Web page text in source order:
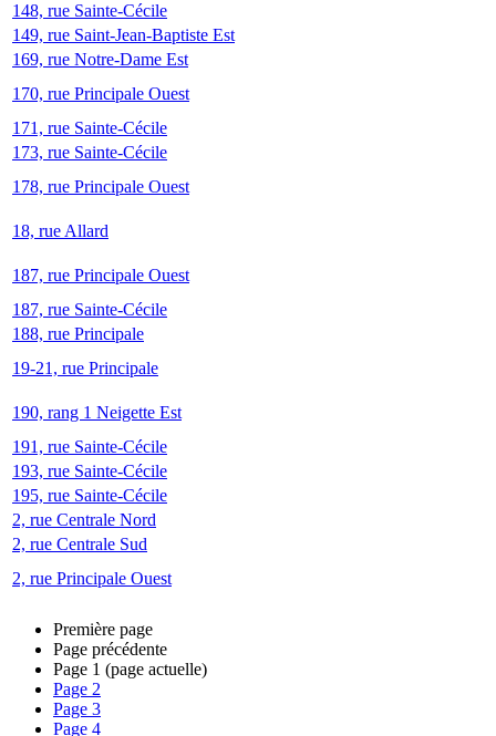
148, rue Sainte-Cécile
149, rue Saint-Jean-Baptiste Est
169, rue Notre-Dame Est
170, rue Principale Ouest
171, rue Sainte-Cécile
173, rue Sainte-Cécile
178, rue Principale Ouest
18, rue Allard
187, rue Principale Ouest
187, rue Sainte-Cécile
188, rue Principale
19-21, rue Principale
190, rang 1 Neigette Est
191, rue Sainte-Cécile
193, rue Sainte-Cécile
195, rue Sainte-Cécile
2, rue Centrale Nord
2, rue Centrale Sud
2, rue Principale Ouest
Première page
Page précédente
Page 1 (page actuelle)
Page 2
Page 3
Page 4